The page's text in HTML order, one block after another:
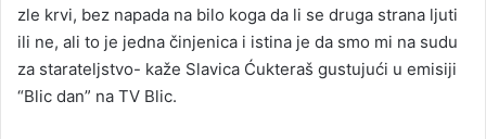
zle krvi, bez napada na bilo koga da li se druga strana ljuti
ili ne, ali to je jedna činjenica i istina je da smo mi na sudu
za starateljstvo- kaže Slavica Ćukteraš gustujući u emisiji
“Blic dan” na TV Blic.